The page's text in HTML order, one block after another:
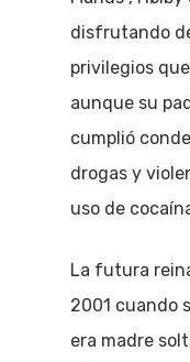
disfrutando
privilegios
aunque su
cumplió
drogas y
uso de
La futura
2001 cuando
era madre